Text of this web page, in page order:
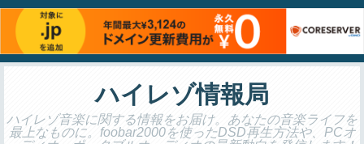
ハイレゾ情報局
ハイレゾ音楽に関する情報をお届け。あなたの音楽ライフを
最上なものに。foobar2000を使ったDSD再生方法や、PCオ